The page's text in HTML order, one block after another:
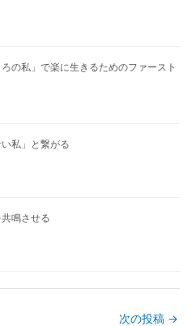
ろの私」で楽に生きるためのファースト
私」と繋がる
鳴させる
次の投稿 →